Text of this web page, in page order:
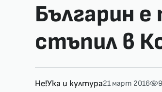
Българин
стъпил в
Не!Ука и култура21 март 2016